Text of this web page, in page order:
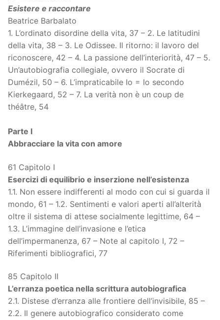
Esistere e raccontare
Beatrice Barbalato
1. L’ordinato disordine della vita, 37 – 2. Le latitudini
della vita, 38 – 3. Le Odissee. Il ritorno: il lavoro del
riconoscere, 42 – 4. La passione dell’interiorità, 47 – 5.
Un’autobiografia collegiale, ovvero il Socrate di
Dumézil, 50 – 6. L’impraticabile Io = Io secondo
Kierkegaard, 52 – 7. La verità non è un coup de
théâtre, 54
Parte I
Abbracciare la vita con amore
61 Capitolo I
Esercizi di equilibrio e inserzione nell’esistenza
1.1. Non essere indifferenti al modo con cui si guarda il
mondo, 61 – 1.2. Sentimenti e valori aperti all’alterità
oltre il sistema di attese socialmente legittime, 64 –
1.3. L’immagine dell’invasione e l’etica
dell’impermanenza, 67 – Note al capitolo I, 72 –
Riferimenti bibliografici, 77
85 Capitolo II
L’erranza poetica nella scrittura autobiografica
2.1. Distese d’erranza alle frontiere dell’invisibile, 85 –
2.2. Il genere autobiografico considerato come